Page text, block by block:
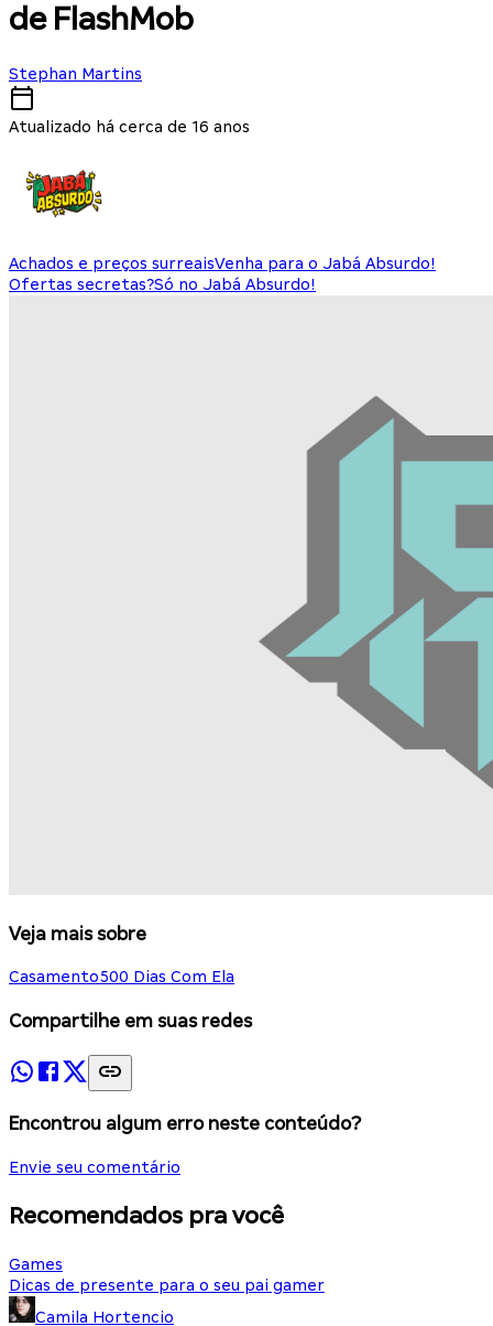
de FlashMob
Stephan Martins
Atualizado há cerca de 16 anos
Achados e preços surreaisVenha para o Jabá Absurdo!
Ofertas secretas?Só no Jabá Absurdo!
Veja mais sobre
Casamento500 Dias Com Ela
Compartilhe em suas redes
Encontrou algum erro neste conteúdo?
Envie seu comentário
Recomendados pra você
Games
Dicas de presente para o seu pai gamer
Camila Hortencio